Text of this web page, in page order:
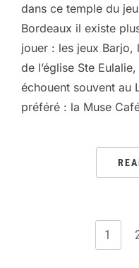
dans ce temple du
Bordeaux il existe
jouer : les jeux Barjo,
de l’église Ste
échouent souvent au
préféré : la Muse
1